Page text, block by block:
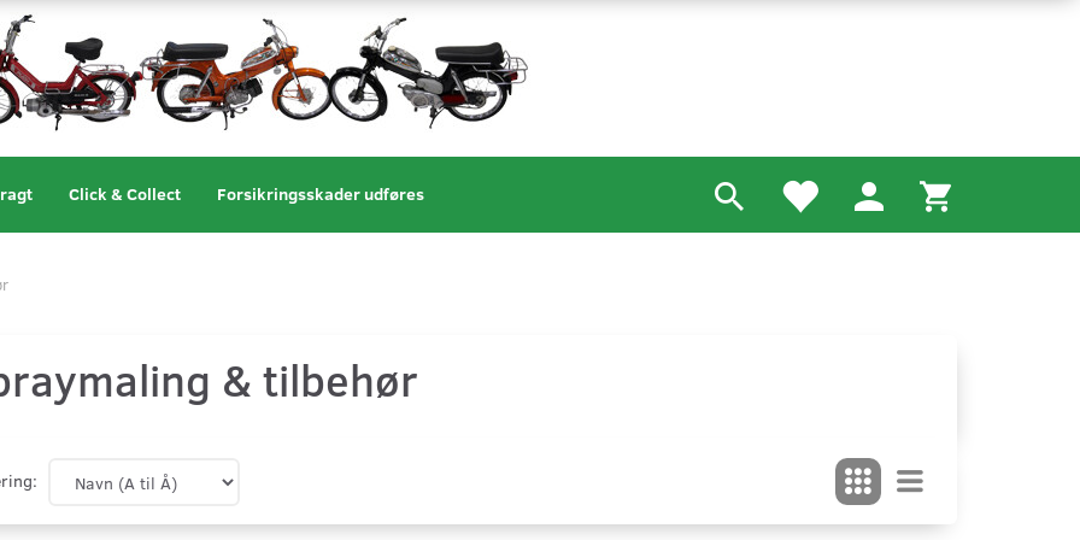
Click & Collect Forsikringsskader udføres
& tilbehør